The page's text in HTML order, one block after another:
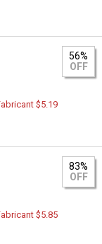
56%
OFF
$5.19
83%
OFF
$5.85